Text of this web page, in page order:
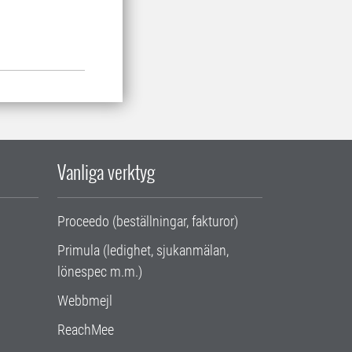
Vanliga verktyg
Proceedo (beställningar, fakturor)
Primula (ledighet, sjukanmälan,
lönespec m.m.)
Webbmejl
ReachMee